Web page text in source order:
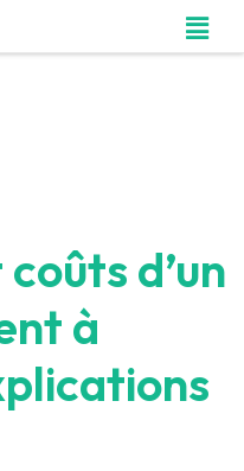
d’un
à